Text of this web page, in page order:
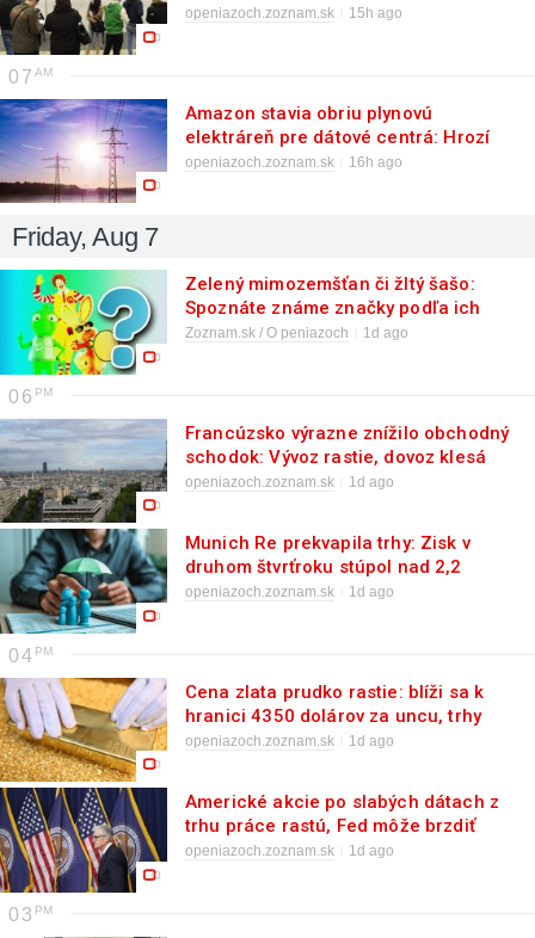
zaplátať dieru na trhu
openiazoch.zoznam.sk 15h ago
07
Amazon stavia obriu plynovú
elektráreň pre dátové centrá: Hrozí
rekordné znečistenie
openiazoch.zoznam.sk 16h ago
Friday, Aug 7
Zelený mimozemšťan či žltý šašo:
Spoznáte známe značky podľa ich
maskotov? Otestujte sa! (kvíz)
Zoznam.sk / O peniazoch 1d ago
06
Francúzsko výrazne znížilo obchodný
schodok: Vývoz rastie, dovoz klesá
vďaka rope
openiazoch.zoznam.sk 1d ago
Munich Re prekvapila trhy: Zisk v
druhom štvrťroku stúpol nad 2,2
miliardy eur
openiazoch.zoznam.sk 1d ago
04
Cena zlata prudko rastie: blíži sa k
hranici 4350 dolárov za uncu, trhy
reagujú na slabý trh práce v USA
openiazoch.zoznam.sk 1d ago
Americké akcie po slabých dátach z
trhu práce rastú, Fed môže brzdiť
zvyšovanie sadzieb
openiazoch.zoznam.sk 1d ago
03